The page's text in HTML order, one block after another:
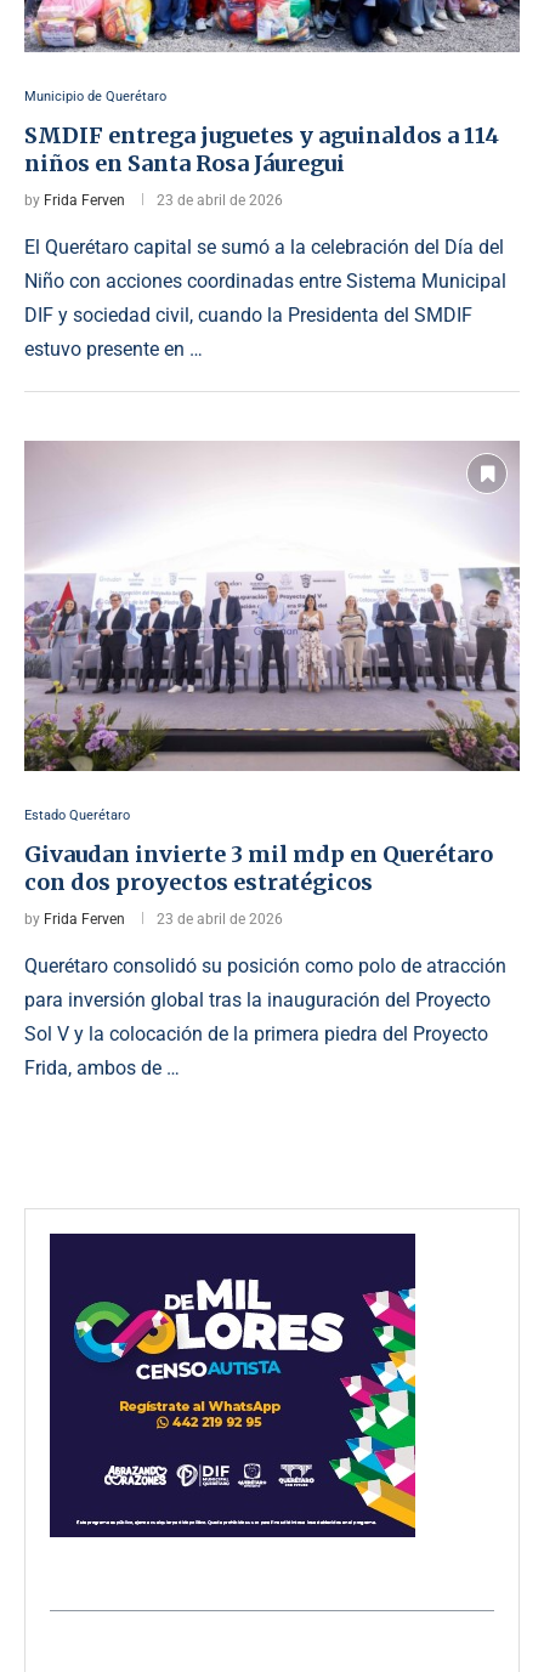
Municipio de Querétaro
SMDIF entrega juguetes y aguinaldos a 114
niños en Santa Rosa Jáuregui
by Frida Ferven 23 de abril de 2026
El Querétaro capital se sumó a la celebración del Día del
Niño con acciones coordinadas entre Sistema Municipal
DIF y sociedad civil, cuando la Presidenta del SMDIF
estuvo presente en …
Estado Querétaro
Givaudan invierte 3 mil mdp en Querétaro
con dos proyectos estratégicos
by Frida Ferven 23 de abril de 2026
Querétaro consolidó su posición como polo de atracción
para inversión global tras la inauguración del Proyecto
Sol V y la colocación de la primera piedra del Proyecto
Frida, ambos de …